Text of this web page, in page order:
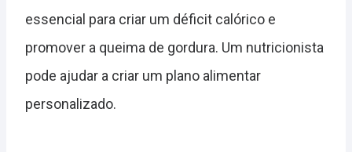
essencial para criar um déficit calórico e
promover a queima de gordura. Um nutricionista
pode ajudar a criar um plano alimentar
personalizado.